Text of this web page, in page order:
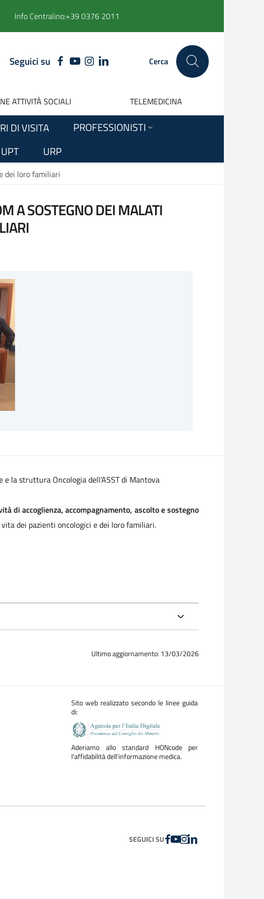
Info Centralino:+39 0376 2011
Seguici suFACEBOOK
YOUTUBE
INSTAGRAM
LINKEDIN Cerca
ATTIVITÀ SOCIALI TELEMEDICINA
DI VISITA
PROFESSIONISTI
UPT URP
dei loro familiari
A SOSTEGNO DEI MALATI
la struttura Oncologia dell’ASST di Mantova
di accoglienza, accompagnamento, ascolto e sostegno
dei pazienti oncologici e dei loro familiari.
Ultimo aggiornamento: 13/03/2026
Sito web realizzato secondo le linee guida
di:
Aderiamo allo standard HONcode per
l'affidabilità dell'informazione medica.
SEGUICI SUFACEBOOK
YOUTUBE
INSTAGRAM
LINKEDIN